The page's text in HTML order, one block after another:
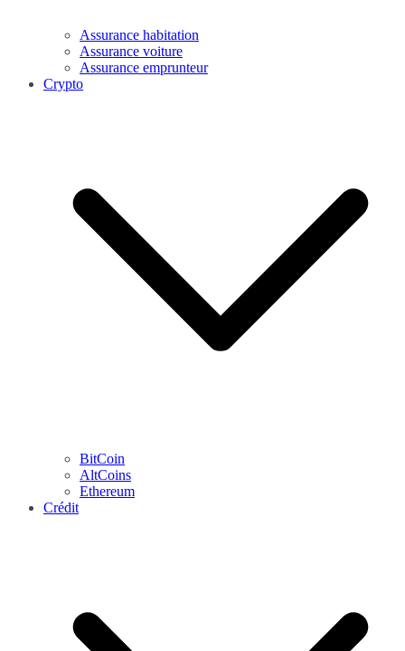
Assurance habitation
Assurance voiture
Assurance emprunteur
Crypto
BitCoin
AltCoins
Ethereum
Crédit